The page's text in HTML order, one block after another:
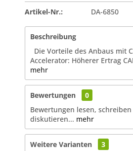
Artikel-Nr.: DA-6850
Beschreibung
Die Vorteile des Anbaus mit
Accelerator: Höherer Ertrag
mehr
Bewertungen
0
Bewertungen lesen,
diskutieren... mehr
Weitere Varianten 3